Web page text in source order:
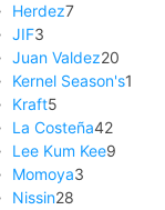
Herdez7
JIF3
Juan Valdez20
Kernel Season's1
Kraft5
La Costeña42
Lee Kum Kee9
Momoya3
Nissin28